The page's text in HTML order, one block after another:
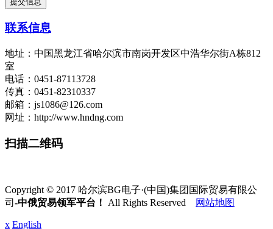
联系信息
地址：中国黑龙江省哈尔滨市南岗开发区中浩华尔街A栋812
室
电话：0451-87113728
传真：0451-82310337
邮箱：js1086@126.com
网址：http://www.hndng.com
扫描二维码
Copyright © 2017 哈尔滨BG电子·(中国)集团国际贸易有限公
司 -中俄贸易领军平台！ All Rights Reserved 网站地图
x English